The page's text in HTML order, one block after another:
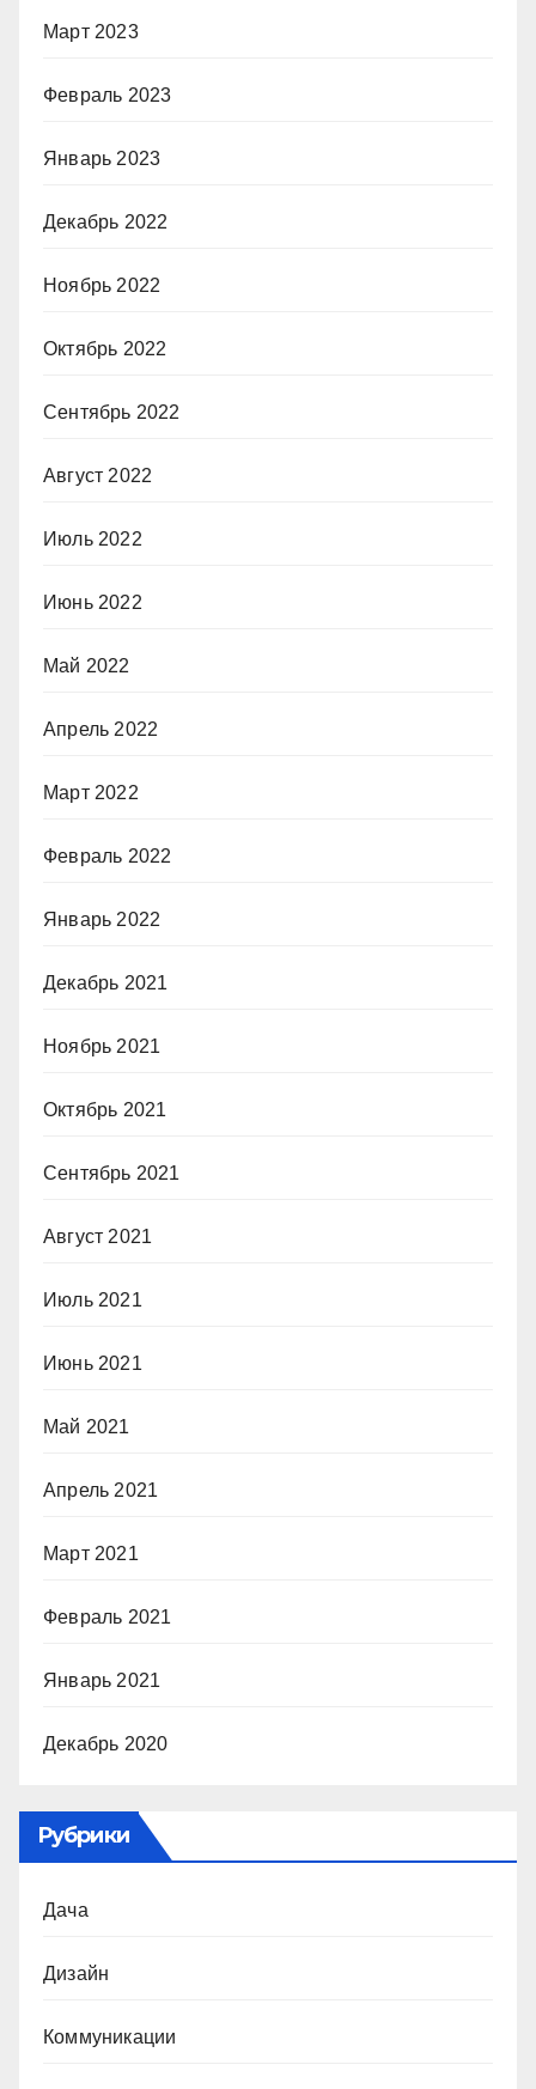
Март 2023
Февраль 2023
Январь 2023
Декабрь 2022
Ноябрь 2022
Октябрь 2022
Сентябрь 2022
Август 2022
Июль 2022
Июнь 2022
Май 2022
Апрель 2022
Март 2022
Февраль 2022
Январь 2022
Декабрь 2021
Ноябрь 2021
Октябрь 2021
Сентябрь 2021
Август 2021
Июль 2021
Июнь 2021
Май 2021
Апрель 2021
Март 2021
Февраль 2021
Январь 2021
Декабрь 2020
Рубрики
Дача
Дизайн
Коммуникации